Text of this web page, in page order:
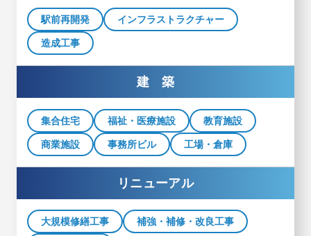
駅前再開発 インフラストラクチャー
造成工事
建 築
集合住宅 福祉・医療施設 教育施設
商業施設 事務所ビル 工場・倉庫
リニューアル
大規模修繕工事 補強・補修・改良工事